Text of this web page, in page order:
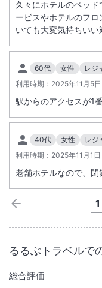
久々にホテルのベッ
ービスやホテルのフ
いても大変気持ちいい
60代 女性
レジ
利用時期： 2025年11月5日
駅からのアクセスが1
40代 女性
レジ
利用時期： 2025年11月1日
老舗ホテルなので、閉
1
るるぶトラベルで
総合評価